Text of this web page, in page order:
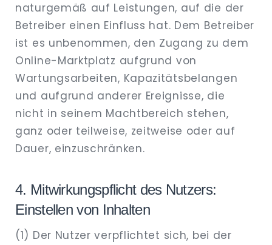
naturgemäß auf Leistungen, auf die der
Betreiber einen Einfluss hat. Dem Betreiber
ist es unbenommen, den Zugang zu dem
Online-Marktplatz aufgrund von
Wartungsarbeiten, Kapazitätsbelangen
und aufgrund anderer Ereignisse, die
nicht in seinem Machtbereich stehen,
ganz oder teilweise, zeitweise oder auf
Dauer, einzuschränken.
4. Mitwirkungspflicht des Nutzers:
Einstellen von Inhalten
(1) Der Nutzer verpflichtet sich, bei der